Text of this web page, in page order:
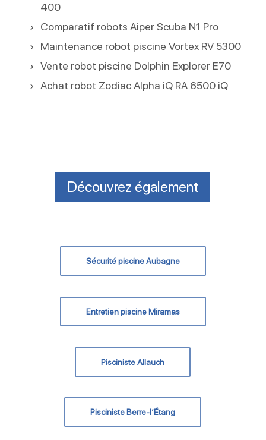
400
Comparatif robots Aiper Scuba N1 Pro
Maintenance robot piscine Vortex RV 5300
Vente robot piscine Dolphin Explorer E70
Achat robot Zodiac Alpha iQ RA 6500 iQ
Découvrez également
Sécurité piscine Aubagne
Entretien piscine Miramas
Pisciniste Allauch
Pisciniste Berre-l’Étang